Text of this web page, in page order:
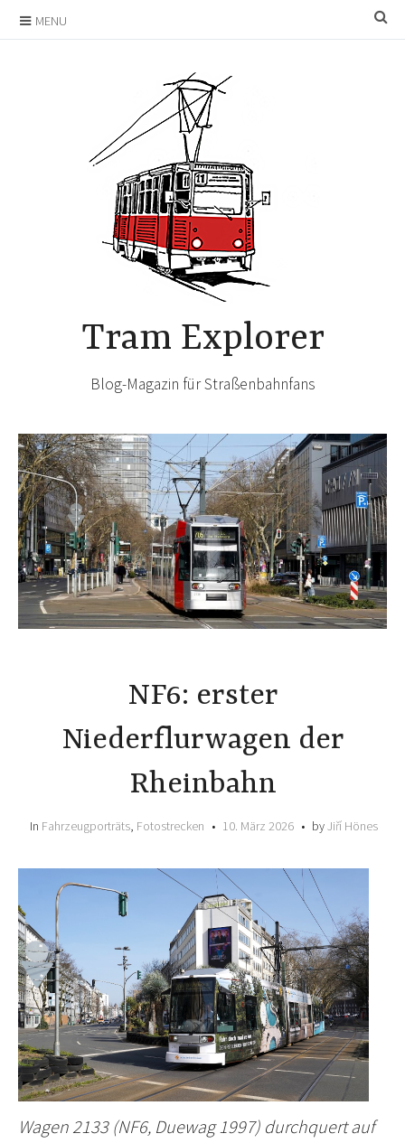
Skip
to
Tram Explorer
Blog-Magazin für Straßenbahnfans
MENU
NF6: erster
Niederflurwagen der
Rheinbahn
In Fahrzeugporträts, Fotostrecken 10. März 2026 byJiří Hönes
Wagen 2133 (NF6, Duewag 1997) durchquert auf